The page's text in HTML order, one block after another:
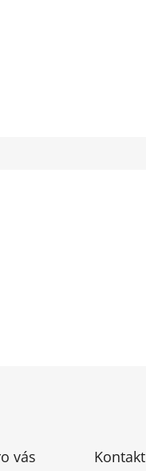
vás Kontakt